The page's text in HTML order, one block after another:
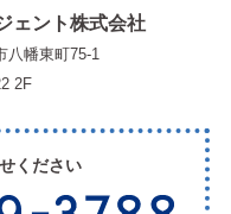
ェント株式会社
八幡東町75-1
2F
ください